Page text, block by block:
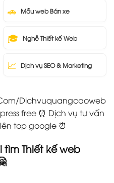
🚗 Mẫu web Bán xe
🎓 Nghề Thiết kế Web
📈 Dịch vụ SEO & Marketing
Dichvuquangcaoweb
free ⏰ Dịch vụ tư vấn
top google ⏰
tìm Thiết kế web